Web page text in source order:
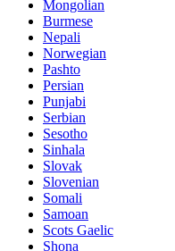
Mongolian
Burmese
Nepali
Norwegian
Pashto
Persian
Punjabi
Serbian
Sesotho
Sinhala
Slovak
Slovenian
Somali
Samoan
Scots Gaelic
Shona